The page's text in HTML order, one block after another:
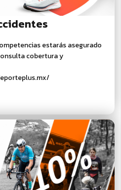
estarás asegurado
cobertura y